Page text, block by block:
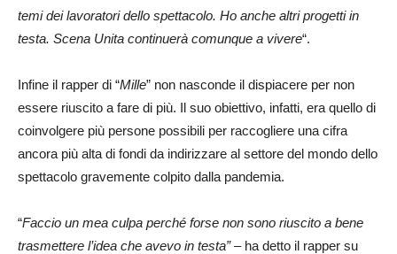
temi dei lavoratori dello spettacolo. Ho anche altri progetti in
testa. Scena Unita continuerà comunque a vivere“.
Infine il rapper di “Mille” non nasconde il dispiacere per non
essere riuscito a fare di più. Il suo obiettivo, infatti, era quello di
coinvolgere più persone possibili per raccogliere una cifra
ancora più alta di fondi da indirizzare al settore del mondo dello
spettacolo gravemente colpito dalla pandemia.
“Faccio un mea culpa perché forse non sono riuscito a bene
trasmettere l’idea che avevo in testa” – ha detto il rapper su